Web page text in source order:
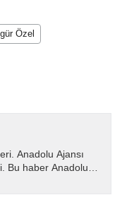
Özel
Anadolu Ajansı
Bu haber Anadolu